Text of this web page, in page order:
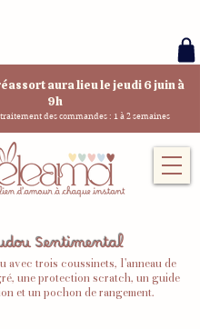
aura lieu le jeudi 6 juin à
9h
des commandes : 1 à 2 semaines
Sentimental
avec trois coussinets, l'anneau de
une protection scratch, un guide
et un pochon de rangement.